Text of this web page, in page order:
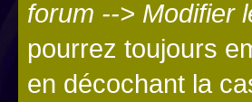
forum --> Modifier
pourrez toujours
en décochant la